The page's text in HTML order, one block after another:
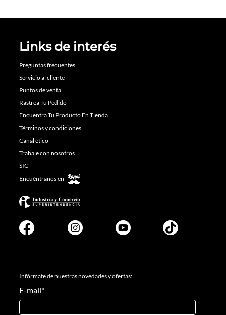
Links de interés
Preguntas frecuentes
Servicio al cliente
Puntos de venta
Rastrea Tu Pedido
Encuentra Tu Producto En Tienda
Términos y condiciones
Canal ético
Trabaje con nosotros
SIC
Encuéntranos en
Infórmate de nuestras novedades y ofertas:
E-mail*